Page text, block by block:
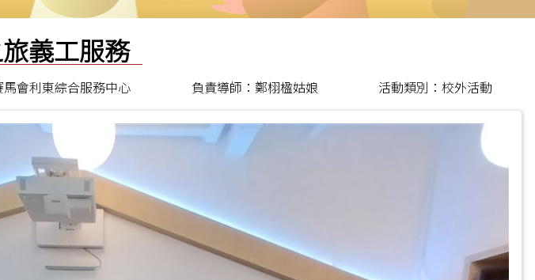
旅義工服務
會利東綜合服務中心 負責導師：鄭栩楹姑娘 活動類別：校外活動